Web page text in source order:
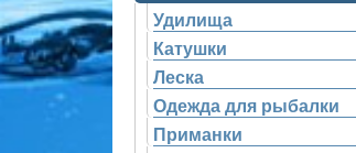
Удилища
Катушки
Леска
Одежда для рыбалки
Приманки